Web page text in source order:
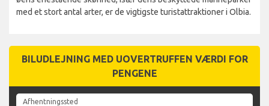
med et stort antal arter, er de vigtigste turistattraktioner i Olbia.
BILUDLEJNING MED UOVERTRUFFEN VÆRDI FOR
PENGENE
Afhentningssted